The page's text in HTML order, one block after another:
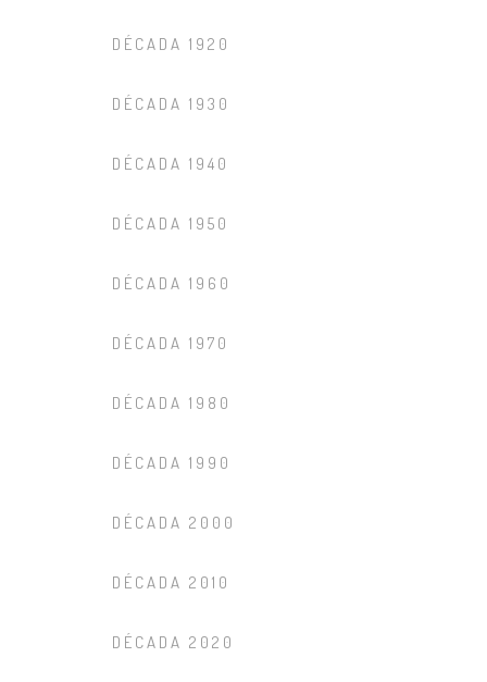
DÉCADA 1920
DÉCADA 1930
DÉCADA 1940
DÉCADA 1950
DÉCADA 1960
DÉCADA 1970
DÉCADA 1980
DÉCADA 1990
DÉCADA 2000
DÉCADA 2010
DÉCADA 2020